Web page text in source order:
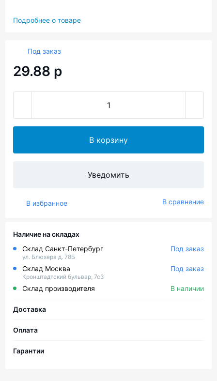
Подробнее о товаре
Под заказ
29.88 р
В корзину
Уведомить
В избранное В сравнение
Наличие на складах
Склад Санкт-Петербург
Под заказ
ул. Блюхера д. 78Б
Склад Москва Под заказ
Кронштадтский бульвар, 7с3
Склад производителя В наличии
Доставка
Оплата
Гарантии